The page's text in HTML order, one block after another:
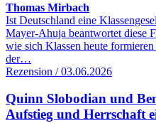
Thomas Mirbach
Ist Deutschland eine
Mayer-Ahuja beantwortet diese
wie sich Klassen heute
der…
Rezension / 03.06.2026
Quinn Slobodian und
Aufstieg und Herrschaft